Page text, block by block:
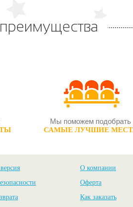
Мы поможем подобрать
САМЫЕ ЛУЧШИЕ
О компании
Оферта
Как заказать